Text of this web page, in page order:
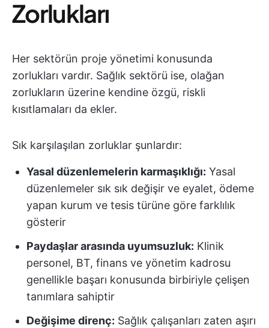
Zorlukları
Her sektörün proje yönetimi konusunda
zorlukları vardır. Sağlık sektörü ise, olağan
zorlukların üzerine kendine özgü, riskli
kısıtlamaları da ekler.
Sık karşılaşılan zorluklar şunlardır:
Yasal düzenlemelerin karmaşıklığı: Yasal
düzenlemeler sık sık değişir ve eyalet, ödeme
yapan kurum ve tesis türüne göre farklılık
gösterir
Paydaşlar arasında uyumsuzluk: Klinik
personel, BT, finans ve yönetim kadrosu
genellikle başarı konusunda birbiriyle çelişen
tanımlara sahiptir
Değişime direnç: Sağlık çalışanları zaten aşırı